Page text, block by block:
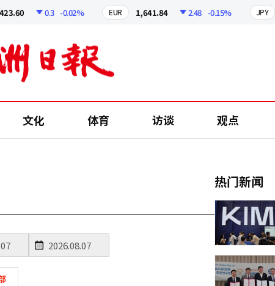
0.3 -0.02% EUR 1,641.84 2.48 -0.15% JPY
文化 体育 访谈 观点
热门新闻